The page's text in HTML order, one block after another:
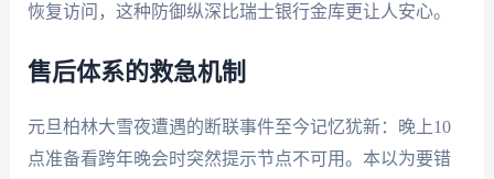
恢复访问，这种防御纵深比瑞士银行金库更让人安心。
售后体系的救急机制
元旦柏林大雪夜遭遇的断联事件至今记忆犹新：晚上10
点准备看跨年晚会时突然提示节点不可用。本以为要错